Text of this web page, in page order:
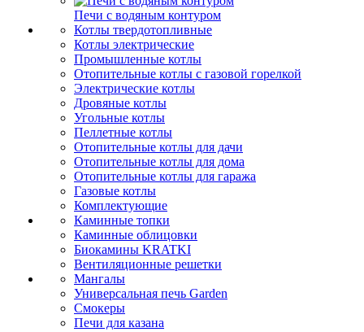
Печи с водяным контуром
Котлы твердотопливные
Котлы электрические
Промышленные котлы
Отопительные котлы с газовой горелкой
Электрические котлы
Дровяные котлы
Угольные котлы
Пеллетные котлы
Отопительные котлы для дачи
Отопительные котлы для дома
Отопительные котлы для гаража
Газовые котлы
Комплектующие
Каминные топки
Каминные облицовки
Биокамины KRATKI
Вентиляционные решетки
Мангалы
Универсальная печь Garden
Смокеры
Печи для казана